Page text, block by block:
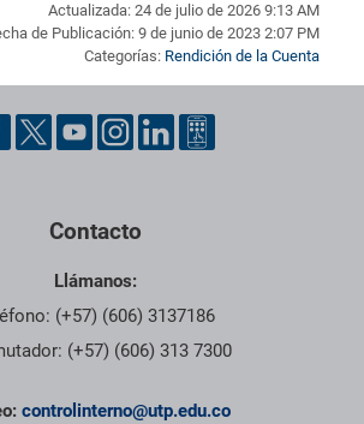
Actualizada: 24 de julio de 2026 9:13 AM
de Publicación: 9 de junio de 2023 2:07 PM
Categorías: Rendición de la Cuenta
información de contacto, redes sociales y
Contacto
Llámanos:
(+57) (606) 3137186
(+57) (606) 313 7300
controlinterno@utp.edu.co